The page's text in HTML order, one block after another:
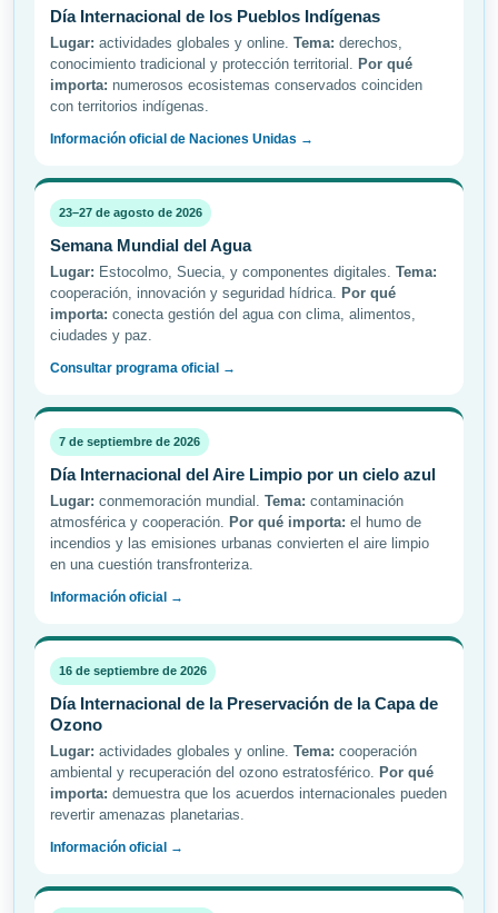
Día Internacional de los Pueblos Indígenas
Lugar: actividades globales y online. Tema: derechos,
conocimiento tradicional y protección territorial. Por qué
importa: numerosos ecosistemas conservados coinciden
con territorios indígenas.
Información oficial de Naciones Unidas →
23–27 de agosto de 2026
Semana Mundial del Agua
Lugar: Estocolmo, Suecia, y componentes digitales. Tema:
cooperación, innovación y seguridad hídrica. Por qué
importa: conecta gestión del agua con clima, alimentos,
ciudades y paz.
Consultar programa oficial →
7 de septiembre de 2026
Día Internacional del Aire Limpio por un cielo azul
Lugar: conmemoración mundial. Tema: contaminación
atmosférica y cooperación. Por qué importa: el humo de
incendios y las emisiones urbanas convierten el aire limpio
en una cuestión transfronteriza.
Información oficial →
16 de septiembre de 2026
Día Internacional de la Preservación de la Capa de
Ozono
Lugar: actividades globales y online. Tema: cooperación
ambiental y recuperación del ozono estratosférico. Por qué
importa: demuestra que los acuerdos internacionales pueden
revertir amenazas planetarias.
Información oficial →